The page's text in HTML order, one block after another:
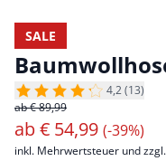
SALE
4,2 (13)
ab € 89,99
ab€ 54,99 (-39%)
inkl. Mehrwertsteuer und zzgl.